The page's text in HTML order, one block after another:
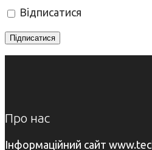
Відписатися
Про нас
Інформаційний сайт